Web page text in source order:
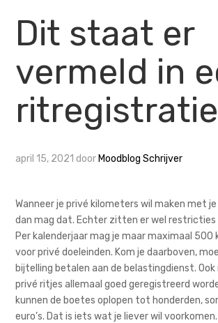
Dit staat er
vermeld in
ritregistratie
april 15, 2021 door Moodblog Schrijver
Wanneer je privé kilometers wil maken met
dan mag dat. Echter zitten er wel restricties
Per kalenderjaar mag je maar maximaal 500
voor privé doeleinden. Kom je daarboven,
bijtelling betalen aan de belastingdienst.
privé ritjes allemaal goed geregistreerd
kunnen de boetes oplopen tot honderden,
euro’s. Dat is iets wat je liever wil